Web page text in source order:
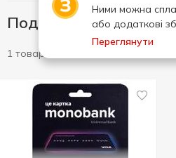
Ними можна
або додаткові
Переглянути
Подарункові
1 товар